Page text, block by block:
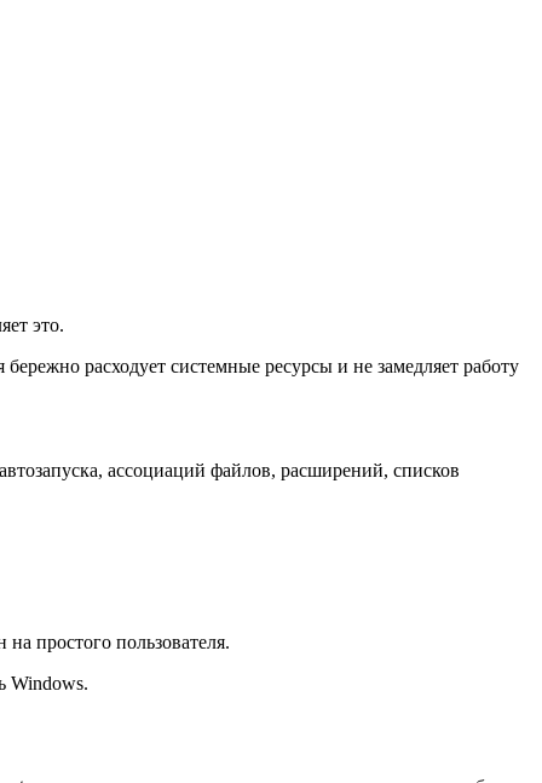
это.
расходует системные ресурсы и не замедляет работу
ассоциаций файлов, расширений, списков
простого пользователя.
Windows.